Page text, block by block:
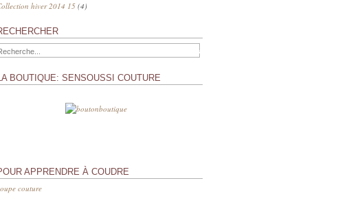
hiver 2014 15 (4)
BOUTIQUE: SENSOUSSI COUTURE
APPRENDRE À COUDRE
couture